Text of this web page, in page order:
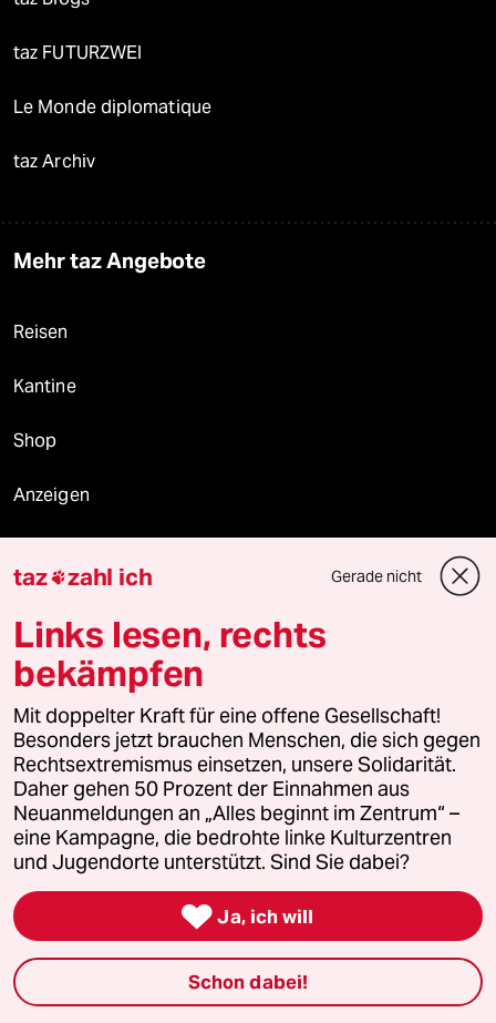
taz FUTURZWEI
Le Monde diplomatique
taz Archiv
Mehr taz Angebote
Reisen
Kantine
Shop
Anzeigen
Fragen & Hilfe
Feedback
Aboservice
ePaper Login
Downloads für Abonnierende
© 2026 taz Verlags und Vertriebs GmbH
Alle Rechte vorbehalten. Bei rechtlichen Fragen oder für Genehmigungen
wenden Sie sich bitte anlizenzen@taz.de
taz zahl ich Gerade nicht
Links lesen, rechts
bekämpfen
Mit doppelter Kraft für eine offene Gesellschaft!
Besonders jetzt brauchen Menschen, die sich gegen
Rechtsextremismus einsetzen, unsere Solidarität.
Daher gehen 50 Prozent der Einnahmen aus
Neuanmeldungen an „Alles beginnt im Zentrum“ –
eine Kampagne, die bedrohte linke Kulturzentren
und Jugendorte unterstützt. Sind Sie dabei?
 Ja, ich will
Schon dabei!